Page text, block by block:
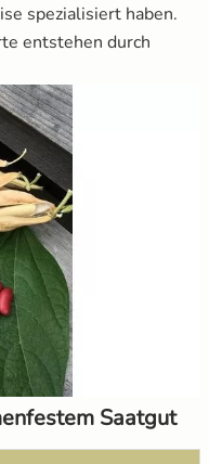
spezialisiert haben.
entstehen durch
Saatgut